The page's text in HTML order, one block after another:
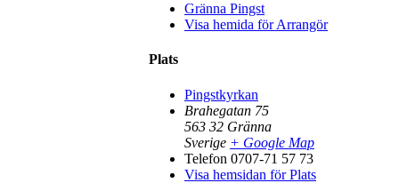
Gränna Pingst
Visa hemida för Arrangör
Plats
Pingstkyrkan
Brahegatan 75
563 32 Gränna
Sverige + Google Map
Telefon 0707-71 57 73
Visa hemsidan för Plats